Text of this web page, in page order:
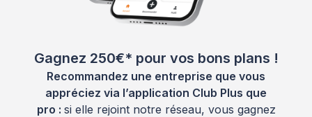
Gagnez 250€* pour vos bons plans !
Recommandez une entreprise que vous
appréciez via l’application Club Plus que
pro : si elle rejoint notre réseau, vous gagnez